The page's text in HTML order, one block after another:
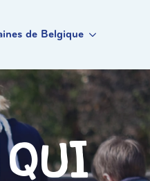
de Belgique
qui